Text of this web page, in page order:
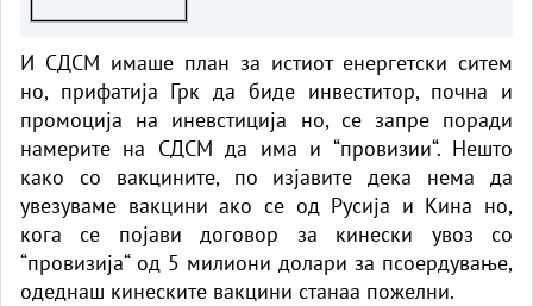
И СДСМ имаше план за истиот енергетски ситем
но, прифатија Грк да биде инвеститор, почна и
промоција на иневстиција но, се запре поради
намерите на СДСМ да има и “провизии“. Нешто
како со вакцините, по изјавите дека нема да
увезуваме вакцини ако се од Русија и Кина но,
кога се појави договор за кинески увоз со
“провизија“ од 5 милиони долари за псоердување,
одеднаш кинеските вакцини станаа пожелни.